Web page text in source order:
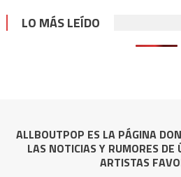
LO MÁS LEÍDO
ALLBOUTPOP ES LA PÁGINA
LAS NOTICIAS Y RUMORES
ARTISTAS